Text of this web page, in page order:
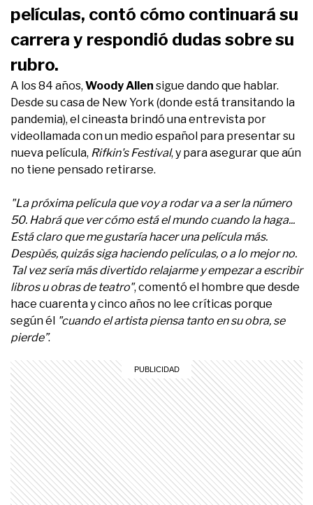
películas, contó cómo continuará su
carrera y respondió dudas sobre su
rubro.
A los 84 años, Woody Allen sigue dando que hablar.
Desde su casa de New York (donde está transitando la
pandemia), el cineasta brindó una entrevista por
videollamada con un medio español para presentar su
nueva película, Rifkin's Festival, y para asegurar que aún
no tiene pensado retirarse.
"La próxima película que voy a rodar va a ser la número
50. Habrá que ver cómo está el mundo cuando la haga...
Está claro que me gustaría haceruna película más.
Despùés, quizás siga haciendo películas, o a lo mejor no.
Tal vez sería más divertido relajarme y empezar a escribir
libros u obras de teatro", comentó el hombre que desde
hace cuarenta y cinco años no lee críticas porque
según él "cuando el artista piensa tanto en su obra, se
pierde”.